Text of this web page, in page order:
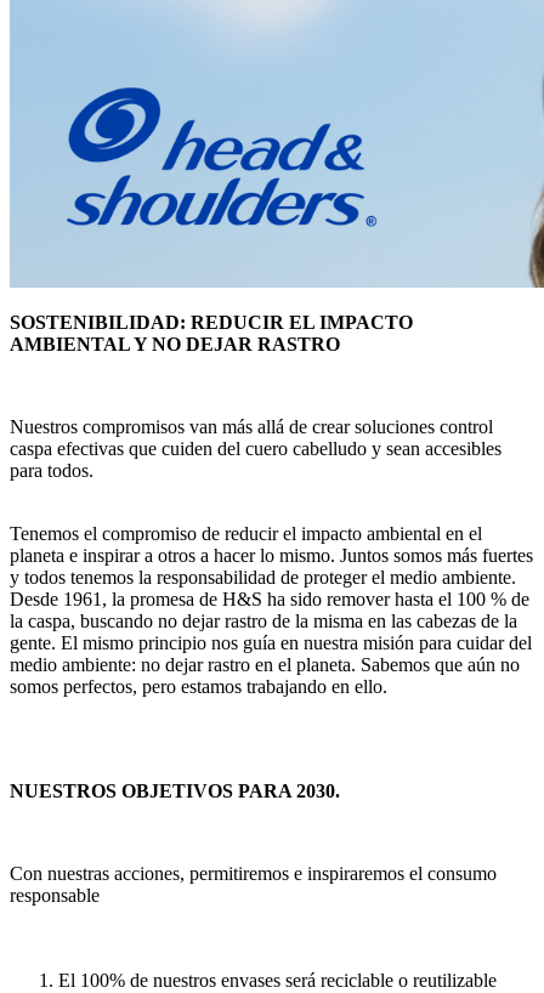
SOSTENIBILIDAD: REDUCIR EL IMPACTO
AMBIENTAL Y NO DEJAR RASTRO
Nuestros compromisos van más allá de crear soluciones control
caspa efectivas que cuiden del cuero cabelludo y sean accesibles
para todos.
Tenemos el compromiso de reducir el impacto ambiental en el
planeta e inspirar a otros a hacer lo mismo. Juntos somos más fuertes
y todos tenemos la responsabilidad de proteger el medio ambiente.
Desde 1961, la promesa de H&S ha sido remover hasta el 100 % de
la caspa, buscando no dejar rastro de la misma en las cabezas de la
gente. El mismo principio nos guía en nuestra misión para cuidar del
medio ambiente: no dejar rastro en el planeta. Sabemos que aún no
somos perfectos, pero estamos trabajando en ello.
NUESTROS OBJETIVOS PARA 2030.
Con nuestras acciones, permitiremos e inspiraremos el consumo
responsable
El 100% de nuestros envases será reciclable o reutilizable